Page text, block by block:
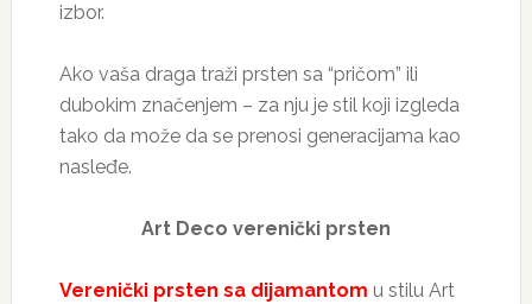
izbor.
Ako vaša draga traži prsten sa “pričom” ili
dubokim značenjem – za nju je stil koji izgleda
tako da može da se prenosi generacijama kao
nasleđe.
Art Deco verenički prsten
Verenički prsten sa dijamantom u stilu Art